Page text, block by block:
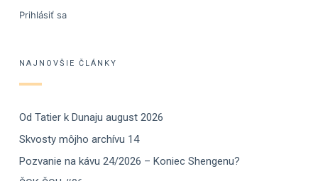
Prihlásiť sa
NAJNOVŠIE ČLÁNKY
Od Tatier k Dunaju august 2026
Skvosty môjho archívu 14
Pozvanie na kávu 24/2026 – Koniec Shengenu?